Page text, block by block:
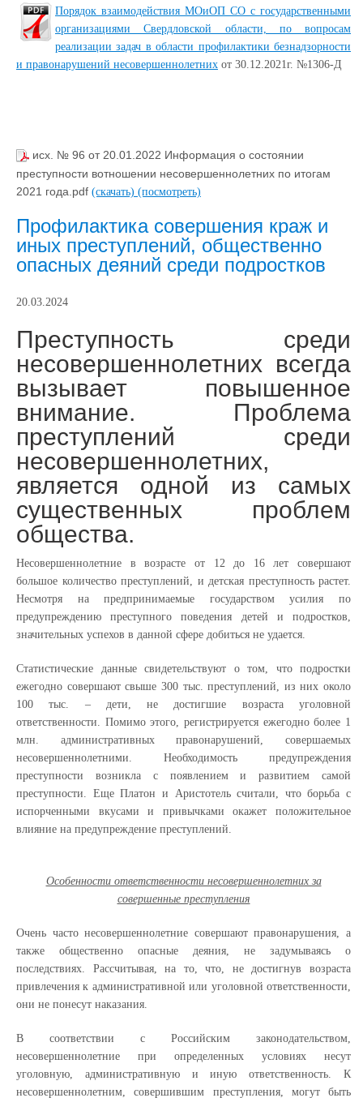
Порядок взаимодействия МОиОП СО с государственными
организациями Свердловской области, по вопросам
реализации задач в области профилактики безнадзорности
и правонарушений несовершеннолетних от 30.12.2021г. №1306-Д
исх. № 96 от 20.01.2022 Информация о состоянии
преступности вотношении несовершеннолетних по итогам
2021 года.pdf (скачать) (посмотреть)
Профилактика совершения краж и
иных преступлений, общественно
опасных деяний среди подростков
20.03.2024
Преступность среди
несовершеннолетних всегда
вызывает повышенное
внимание. Проблема
преступлений среди
несовершеннолетних,
является одной из самых
существенных проблем
общества.
Несовершеннолетние в возрасте от 12 до 16 лет совершают
большое количество преступлений, и детская преступность растет.
Несмотря на предпринимаемые государством усилия по
предупреждению преступного поведения детей и подростков,
значительных успехов в данной сфере добиться не удается.
Статистические данные свидетельствуют о том, что подростки
ежегодно совершают свыше 300 тыс. преступлений, из них около
100 тыс. – дети, не достигшие возраста уголовной
ответственности. Помимо этого, регистрируется ежегодно более 1
млн. административных правонарушений, совершаемых
несовершеннолетними. Необходимость предупреждения
преступности возникла с появлением и развитием самой
преступности. Еще Платон и Аристотель считали, что борьба с
испорченными вкусами и привычками окажет положительное
влияние на предупреждение преступлений.
Особенности ответственности несовершеннолетних за
совершенные преступления
Очень часто несовершеннолетние совершают правонарушения, а
также общественно опасные деяния, не задумываясь о
последствиях. Рассчитывая, на то, что, не достигнув возраста
привлечения к административной или уголовной ответственности,
они не понесут наказания.
В соответствии с Российским законодательством,
несовершеннолетние при определенных условиях несут
уголовную, административную и иную ответственность. К
несовершеннолетним, совершившим преступления, могут быть